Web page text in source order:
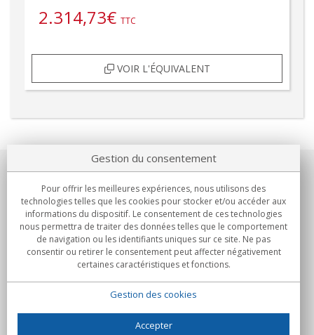
2.314,73€ TTC
VOIR L'ÉQUIVALENT
Notre société
Engagements
Achats
Gestion du consentement
Pour offrir les meilleures expériences, nous utilisons des
technologies telles que les cookies pour stocker et/ou accéder aux
informations du dispositif. Le consentement de ces technologies
nous permettra de traiter des données telles que le comportement
de navigation ou les identifiants uniques sur ce site. Ne pas
consentir ou retirer le consentement peut affecter négativement
certaines caractéristiques et fonctions.
Gestion des cookies
Accepter